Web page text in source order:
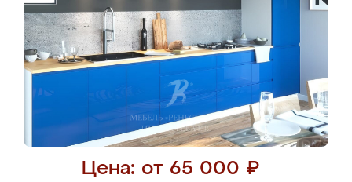
Цена: от 65 000 ₽